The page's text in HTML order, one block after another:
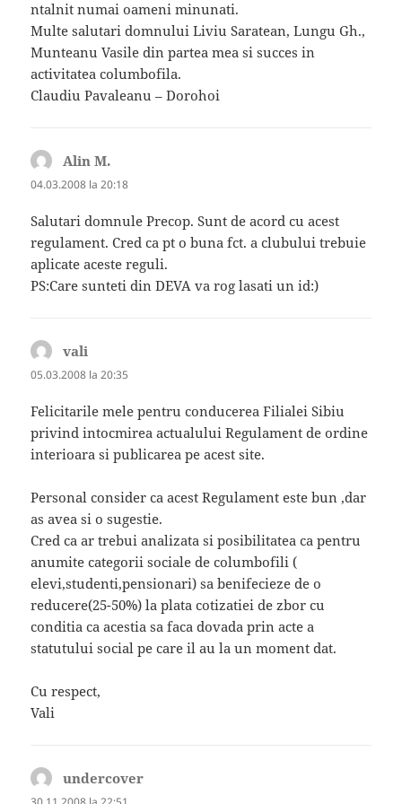
ntalnit numai oameni minunati.
Multe salutari domnului Liviu Saratean, Lungu Gh.,
Munteanu Vasile din partea mea si succes in
activitatea columbofila.
Claudiu Pavaleanu – Dorohoi
Alin M.
04.03.2008 la 20:18
Salutari domnule Precop. Sunt de acord cu acest
regulament. Cred ca pt o buna fct. a clubului trebuie
aplicate aceste reguli.
PS:Care sunteti din DEVA va rog lasati un id:)
vali
05.03.2008 la 20:35
Felicitarile mele pentru conducerea Filialei Sibiu
privind intocmirea actualului Regulament de ordine
interioara si publicarea pe acest site.
Personal consider ca acest Regulament este bun ,dar
as avea si o sugestie.
Cred ca ar trebui analizata si posibilitatea ca pentru
anumite categorii sociale de columbofili (
elevi,studenti,pensionari) sa benifecieze de o
reducere(25-50%) la plata cotizatiei de zbor cu
conditia ca acestia sa faca dovada prin acte a
statutului social pe care il au la un moment dat.
Cu respect,
Vali
undercover